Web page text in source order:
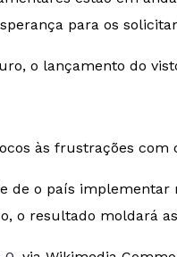
para os
o lançamento do
às frustrações com
de o país
o resultado moldará